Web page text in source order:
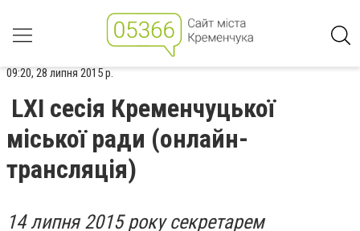
09:20, 28 липня 2015 р.
LХІ сесія Кременчуцької
міської ради (онлайн-
трансляція)
14 липня 2015 року секретарем